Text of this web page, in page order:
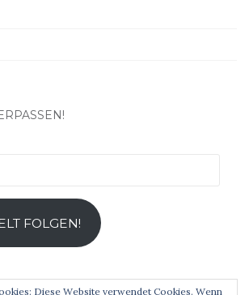
FOLGEN!
Diese Website verwendet Cookies. Wenn